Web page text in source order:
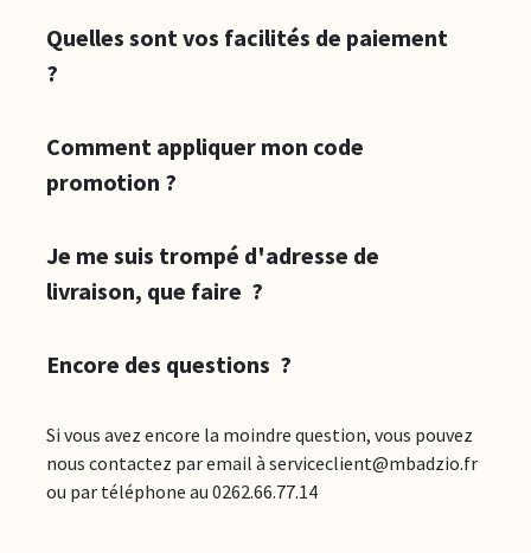
Quelles sont vos facilités de paiement
?
Comment appliquer mon code
promotion ?
Je me suis trompé d'adresse de
livraison, que faire ?
Encore des questions ?
Si vous avez encore la moindre question, vous pouvez
nous contactez par email à serviceclient@mbadzio.fr
ou par téléphone au 0262.66.77.14